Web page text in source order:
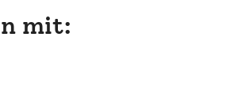
mit: